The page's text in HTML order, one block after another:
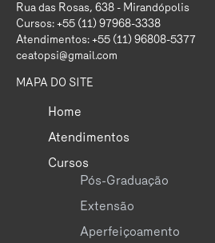
Rua das Rosas, 638 - Mirandópolis
Cursos: +55 (11) 97968-3338
Atendimentos: +55 (11) 96808-5377
ceatopsi@gmail.com
MAPA DO SITE
Home
Atendimentos
Cursos
Pós-Graduação
Extensão
Aperfeiçoamento